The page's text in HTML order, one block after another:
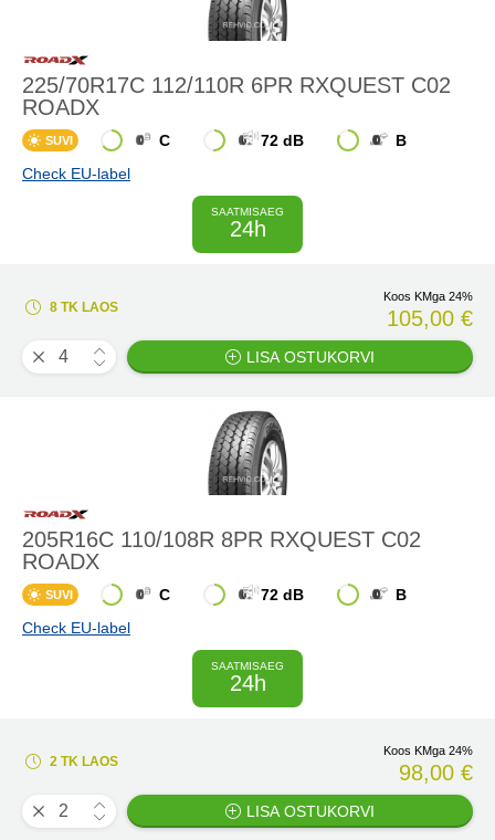
225/70R17C 112/110R 6PR RXQUEST C02
ROADX
SUVI C 72 dB
B
Check EU-label
SAATMISAEG
24h
8 TK LAOS
Koos KMga 24%
105,00 €
LISA OSTUKORVI
205R16C 110/108R 8PR RXQUEST C02
ROADX
SUVI C 72 dB
B
Check EU-label
SAATMISAEG
24h
2 TK LAOS
Koos KMga 24%
98,00 €
LISA OSTUKORVI